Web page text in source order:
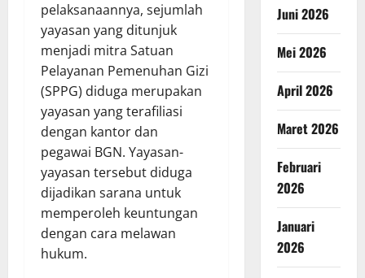
pelaksanaannya, sejumlah
yayasan yang ditunjuk
menjadi mitra Satuan
Pelayanan Pemenuhan Gizi
(SPPG) diduga merupakan
yayasan yang terafiliasi
dengan kantor dan
pegawai BGN. Yayasan-
yayasan tersebut diduga
dijadikan sarana untuk
memperoleh keuntungan
dengan cara melawan
hukum.
Juni 2026
Mei 2026
April 2026
Maret 2026
Februari
2026
Januari
2026